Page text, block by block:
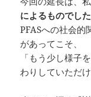
によるものでした
PFASへの社会的
があってこそ、
「もう少し様子
わりしていただ